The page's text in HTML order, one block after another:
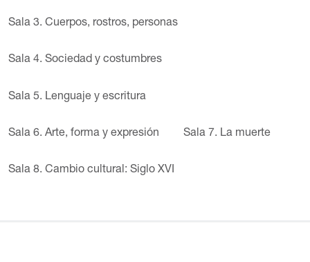
Sala 3. Cuerpos, rostros, personas
Sala 4. Sociedad y costumbres
Sala 5. Lenguaje y escritura
Sala 6. Arte, forma y expresión Sala 7. La muerte
Sala 8. Cambio cultural: Siglo XVI